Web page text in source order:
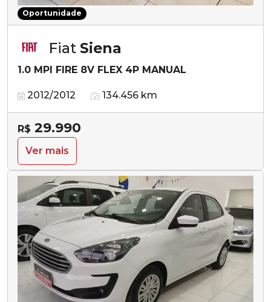
Oportunidade
Fiat Siena
1.0 MPI FIRE 8V FLEX 4P MANUAL
2012/2012 134.456 km
R$ 29.990
Ver mais